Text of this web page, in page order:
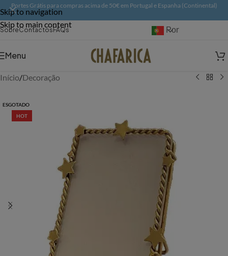
Skip to navigation
Skip to main content
Portes Grátis para compras acima de 50€ em Portugal e Espanha (Continental)
SobreContactosFAQs Português
Menu
Início/Decoração
ESGOTADO
HOT